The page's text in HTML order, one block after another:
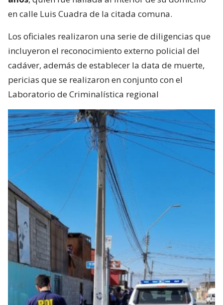
en calle Luis Cuadra de la citada comuna.
Los oficiales realizaron una serie de diligencias que
incluyeron el reconocimiento externo policial del
cadáver, además de establecer la data de muerte,
pericias que se realizaron en conjunto con el
Laboratorio de Criminalística regional